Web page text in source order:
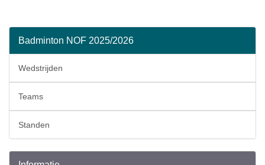
Badminton NOF 2025/2026
Wedstrijden
Teams
Standen